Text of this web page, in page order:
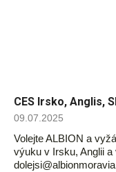
CES Irsko, Anglis,
09.07.2025
Volejte ALBION a
výuku v Irsku, Anglii a